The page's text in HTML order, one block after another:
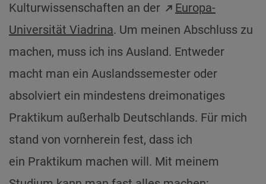
Kulturwissenschaften an der
Europa-
Universität Viadrina. Um meinen Abschluss zu
machen, muss ich ins Ausland. Entweder
macht man ein Auslandssemester oder
absolviert ein mindestens dreimonatiges
Praktikum außerhalb Deutschlands. Für mich
stand von vornherein fest, dass ich
ein Praktikum machen will. Mit meinem